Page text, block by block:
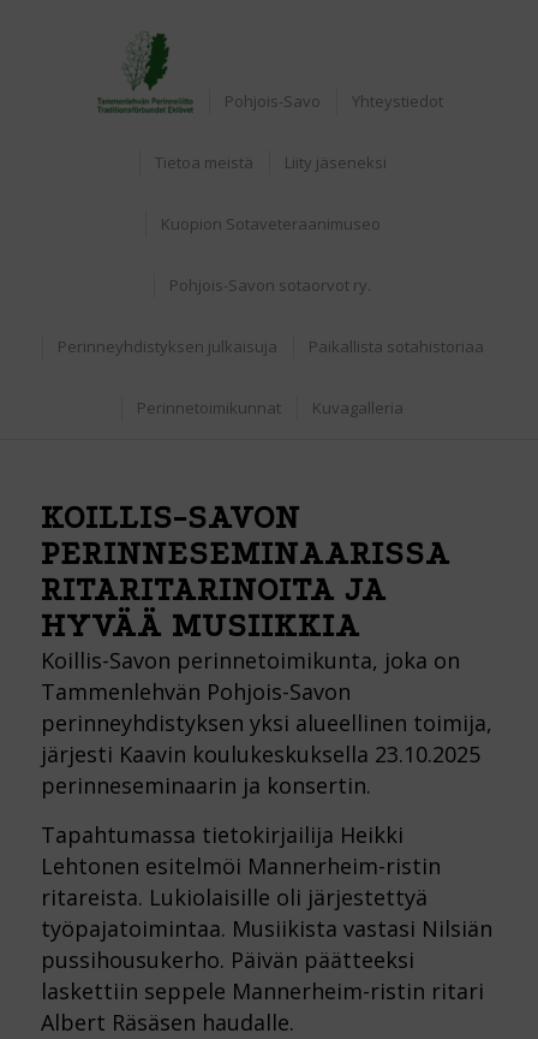
Pohjois-Savo Yhteystiedot
Tietoa meistä Liity jäseneksi
Kuopion Sotaveteraanimuseo
Pohjois-Savon sotaorvot ry.
Perinneyhdistyksen julkaisuja Paikallista sotahistoriaa
Perinnetoimikunnat Kuvagalleria
KOILLIS-SAVON
PERINNESEMINAARISSA
RITARITARINOITA JA
HYVÄÄ MUSIIKKIA
Koillis-Savon perinnetoimikunta, joka on
Tammenlehvän Pohjois-Savon
perinneyhdistyksen yksi alueellinen toimija,
järjesti Kaavin koulukeskuksella 23.10.2025
perinneseminaarin ja konsertin.
Tapahtumassa tietokirjailija Heikki
Lehtonen esitelmöi Mannerheim-ristin
ritareista. Lukiolaisille oli järjestettyä
työpajatoimintaa. Musiikista vastasi Nilsiän
pussihousukerho. Päivän päätteeksi
laskettiin seppele Mannerheim-ristin ritari
Albert Räsäsen haudalle.